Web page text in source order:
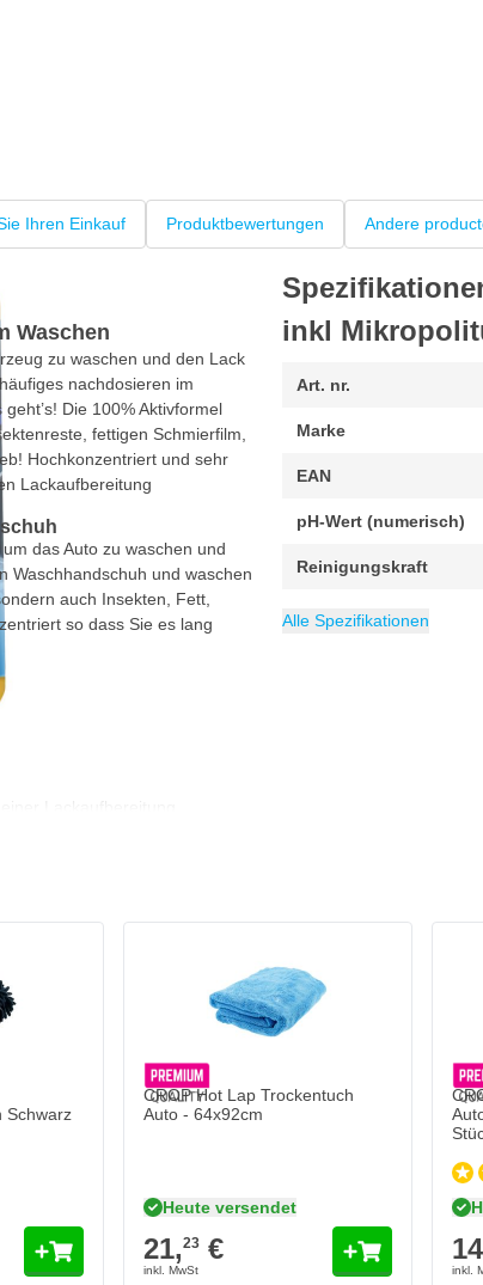
Ihren Einkauf Produktbewertungen Andere
Waschen
zu waschen und den Lack
nachdosieren im
Die 100% Aktivformel
fettigen Schmierfilm,
Hochkonzentriert und sehr
Lackaufbereitung
das Auto zu waschen und
Waschhandschuh und waschen
auch Insekten, Fett,
so dass Sie es lang
inkl
Art. nr.
Marke
EAN
pH-Wert (numerisch)
Reinigungskraft
pH-Wert Neutral
Geeignet als Snow
Konzentration
Packung
Geeignet für
Inhalt 700 ml
Kategorie
Alle Spezifikationen
Schwarz
CROP Hot Lap Trockentuch
Auto - 64x92cm
Heute versendet
21,23 €